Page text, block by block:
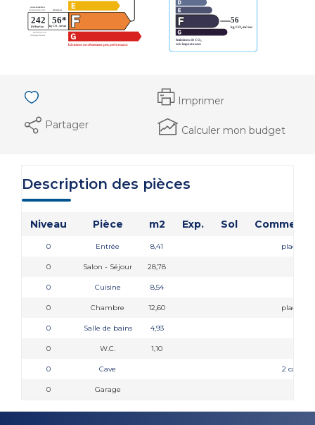
Imprimer
Partager
Calculer mon budget
Description des pièces
Niveau Pièce m2 Exp. Sol
0 Entrée 8,41 placard
0 Salon - Séjour 28,78
0 Cuisine 8,54
0 Chambre 12,60 placard
0 Salle de bains 4,93
0 W.C. 1,10
0 Cave 2 caves
0 Garage